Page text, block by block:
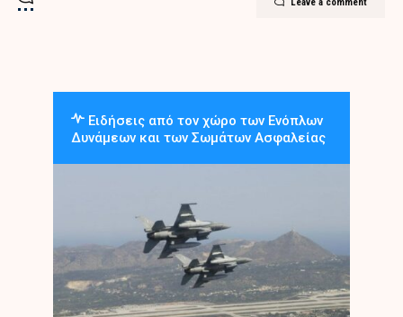
Ειδήσεις από τον χώρο των Ενόπλων
Δυνάμεων και των Σωμάτων Ασφαλείας